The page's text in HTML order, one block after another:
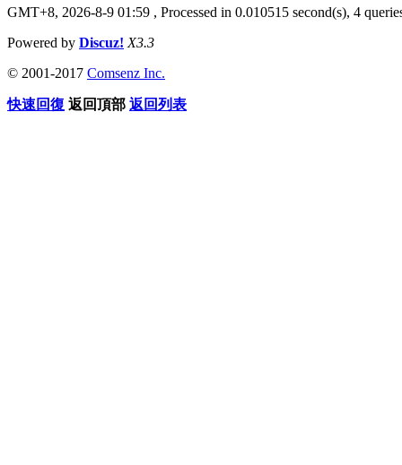
GMT+8, 2026-8-9 01:59 , Processed in 0.010515 second(s), 4
Powered by Discuz! X3.3
© 2001-2017 Comsenz Inc.
快速回復 返回頂部 返回列表